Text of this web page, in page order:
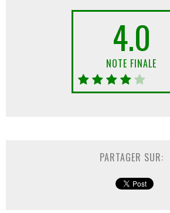
4.0
NOTE FINALE
PARTAGER SUR: